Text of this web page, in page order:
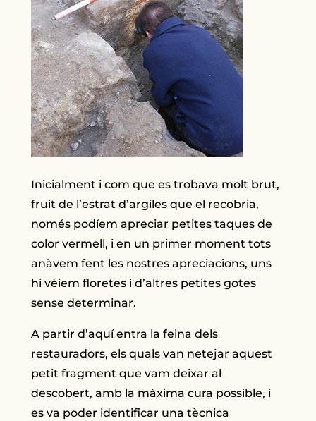
Inicialment i com que es trobava molt brut,
fruit de l’estrat d’argiles que el recobria,
només podíem apreciar petites taques de
color vermell, i en un primer moment tots
anàvem fent les nostres apreciacions, uns
hi vèiem floretes i d’altres petites gotes
sense determinar.
A partir d’aquí entra la feina dels
restauradors, els quals van netejar aquest
petit fragment que vam deixar al
descobert, amb la màxima cura possible, i
es va poder identificar una tècnica